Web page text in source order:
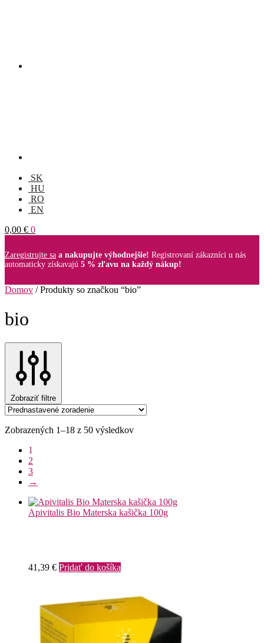
SK
HU
RO
EN
0,00 € 0
Zaregistrujte sa a nakupujte výhodnejšie! Registrovaní zákazníci u nás
automaticky získavajú 5 % zľavu na každý nákup!
Domov /Produkty so značkou “bio”
bio
Zobraziť filtre
Zobrazených 1–18 z 50 výsledkov
1
2
3
→
Apivitalis Bio Materska kašička 100g
41,39 € Pridať do košíka